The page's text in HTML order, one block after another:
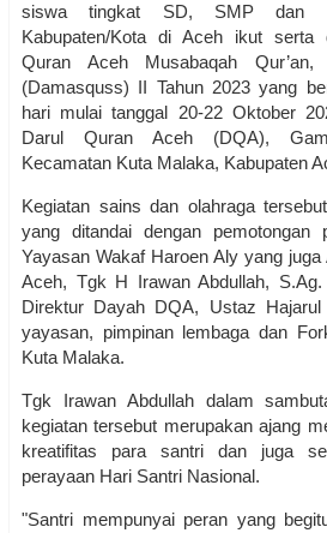
siswa tingkat SD, SMP dan
Kabupaten/Kota di Aceh ikut serta
Quran Aceh Musabaqah
(Damasquss) II Tahun 2023 yang
hari mulai tanggal 20-22 Oktober
Darul Quran Aceh (DQA),
Kecamatan Kuta Malaka, Kabupaten
Kegiatan sains dan olahraga
yang ditandai dengan pemotongan
Yayasan Wakaf Haroen Aly yang
Aceh, Tgk H Irawan Abdullah, S.Ag.
Direktur Dayah DQA, Ustaz
yayasan, pimpinan lembaga dan
Kuta Malaka.
Tgk Irawan Abdullah dalam
kegiatan tersebut merupakan ajang
kreatifitas para santri dan juga
perayaan Hari Santri Nasional.
"Santri mempunyai peran yang